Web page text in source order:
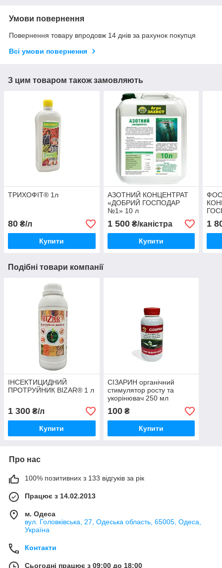
Умови повернення
Повернення товару впродовж 14 днів за рахунок покупця
Всі умови повернення
З цим товаром також замовляють
ТРИХОФІТ® 1л
80 ₴/л
Купити
АЗОТНИЙ КОНЦЕНТРАТ
«ДОБРИЙ ГОСПОДАР
№1» 10 л
1 500₴/каністра
Купити
1
Подібні товари компанії
ІНСЕКТИЦИДНИЙ
ПРОТРУЙНИК BIZAR® 1 л
1 300 ₴/л
Купити
СІЗАРИН органічний
стимулятор росту та
укорінювач 250 мл
100₴
Купити
Про нас
100% позитивних з 133 відгуків за рік
Працює з 14.02.2013
м. Одеса
вул. Головківська, 27, Одеська область, 65005, Одеса,
Україна
Контакти
Сьогодні працює з 09:00 до 18:00